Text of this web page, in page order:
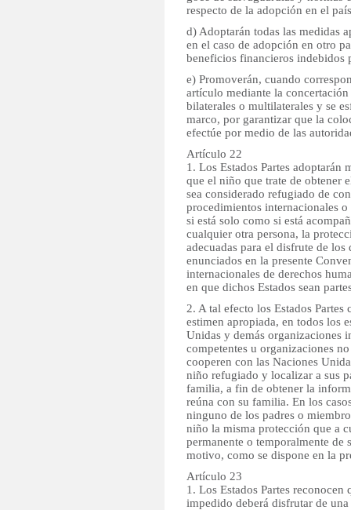
respecto de la adopción en el
d) Adoptarán todas las medidas
en el caso de adopción en otro
beneficios financieros indebidos
e) Promoverán, cuando
artículo mediante la
bilaterales o multilaterales y se
marco, por garantizar que la
efectúe por medio de las
Artículo 22
1. Los Estados Partes adoptarán
que el niño que trate de obtener
sea considerado refugiado de
procedimientos internacionales
si está solo como si está
cualquier otra persona, la
adecuadas para el disfrute de los
enunciados en la presente
internacionales de derechos
en que dichos Estados sean
2. A tal efecto los Estados
estimen apropiada, en todos los
Unidas y demás organizaciones
competentes u organizaciones
cooperen con las Naciones
niño refugiado y localizar a sus
familia, a fin de obtener la
reúna con su familia. En los
ninguno de los padres o
niño la misma protección que a
permanente o temporalmente
motivo, como se dispone en la
Artículo 23
1. Los Estados Partes
impedido deberá disfrutar de